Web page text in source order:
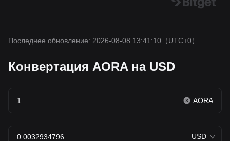
Последнее обновление: 2026-08-08 13:41:10 （UTC+0）
Конвертация AORA на USD
AORA
USD